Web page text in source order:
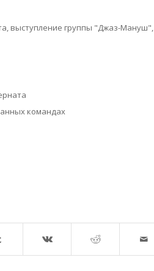
выступление группы "Джаз-Мануш",
командах